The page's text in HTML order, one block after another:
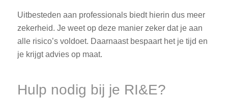
Uitbesteden aan professionals biedt hierin dus meer
zekerheid. Je weet op deze manier zeker dat je aan
alle risico’s voldoet. Daarnaast bespaart het je tijd en
je krijgt advies op maat.
Hulp nodig bij je RI&E?